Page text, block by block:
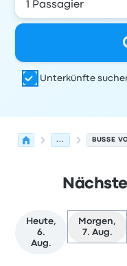
Unterkünfte
... BUSSE
Heute,
6.
Aug.
Morgen,
7. Aug.